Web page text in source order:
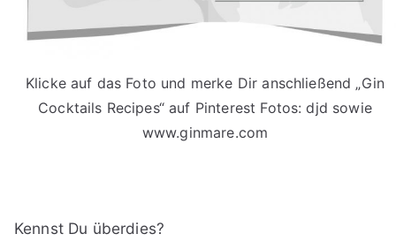
Klicke auf das Foto und merke Dir anschließend „Gin
Cocktails Recipes“ auf Pinterest Fotos: djd sowie
www.ginmare.com
Kennst Du überdies?